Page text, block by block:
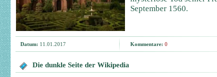
September 1560.
Datum: 11.01.2017 Kommentare: 0
Die dunkle Seite der Wikipedia